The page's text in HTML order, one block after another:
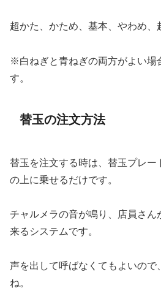
超かた、かため、基本、やわめ、
※白ねぎと青ねぎの両方がよい場
す。
替玉の注文方法
替玉を注文する時は、替玉プレー
の上に乗せるだけです。
チャルメラの音が鳴り、店員さん
来るシステムです。
声を出して呼ばなくてもよいので
ね。